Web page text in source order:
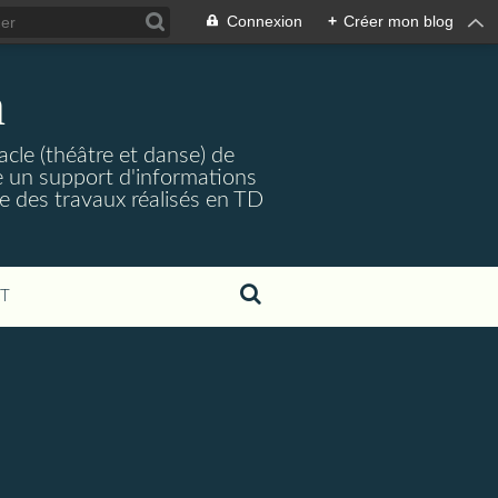
Connexion + Créer mon blog
(théâtre et danse) de
un support d'informations
des travaux réalisés en TD